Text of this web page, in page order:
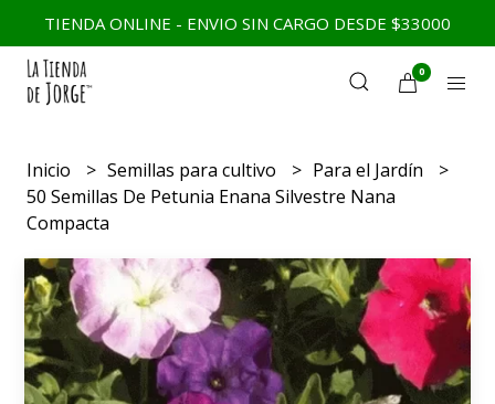
TIENDA ONLINE - ENVIO SIN CARGO DESDE $33000
0
Inicio Semillas para cultivo
Para el Jardín
50 Semillas De Petunia Enana Silvestre Nana
Compacta